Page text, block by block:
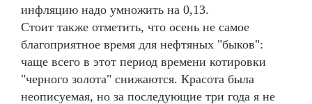
инфляцию надо умножить на 0,13.
Стоит также отметить, что осень не самое
благоприятное время для нефтяных "быков":
чаще всего в этот период времени котировки
"черного золота" снижаются. Красота была
неописуемая, но за последующие три года я не